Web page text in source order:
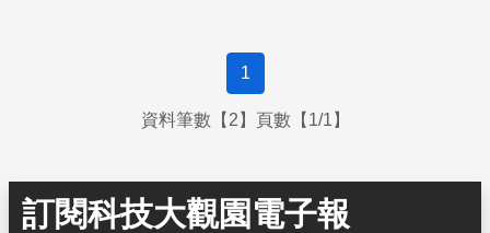
1
資料筆數【2】頁數【1/1】
訂閱科技大觀園電子報